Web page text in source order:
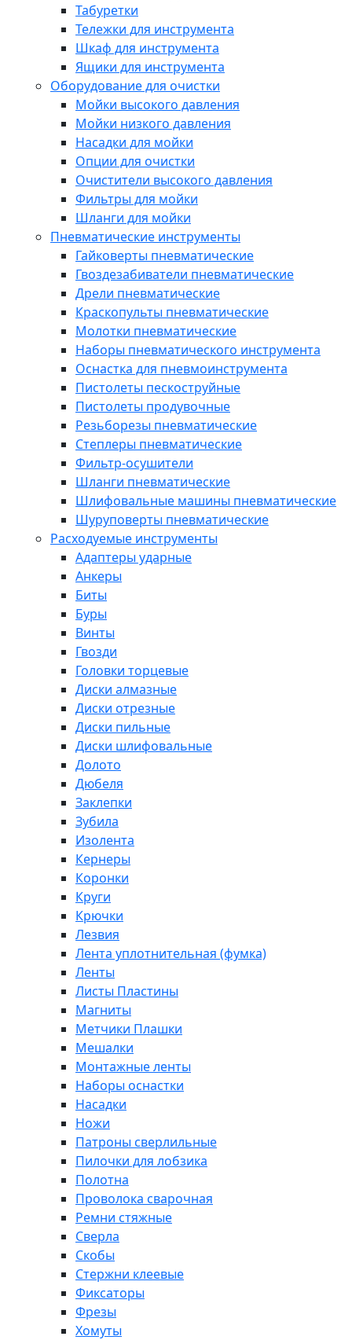
Табуретки
Тележки для инструмента
Шкаф для инструмента
Ящики для инструмента
Оборудование для очистки
Мойки высокого давления
Мойки низкого давления
Насадки для мойки
Опции для очистки
Очистители высокого давления
Фильтры для мойки
Шланги для мойки
Пневматические инструменты
Гайковерты пневматические
Гвоздезабиватели пневматические
Дрели пневматические
Краскопульты пневматические
Молотки пневматические
Наборы пневматического инструмента
Оснастка для пневмоинструмента
Пистолеты пескоструйные
Пистолеты продувочные
Резьборезы пневматические
Степлеры пневматические
Фильтр-осушители
Шланги пневматические
Шлифовальные машины пневматические
Шуруповерты пневматические
Расходуемые инструменты
Адаптеры ударные
Анкеры
Биты
Буры
Винты
Гвозди
Головки торцевые
Диски алмазные
Диски отрезные
Диски пильные
Диски шлифовальные
Долото
Дюбеля
Заклепки
Зубила
Изолента
Кернеры
Коронки
Круги
Крючки
Лезвия
Лента уплотнительная (фумка)
Ленты
Листы Пластины
Магниты
Метчики Плашки
Мешалки
Монтажные ленты
Наборы оснастки
Насадки
Ножи
Патроны сверлильные
Пилочки для лобзика
Полотна
Проволока сварочная
Ремни стяжные
Сверла
Скобы
Стержни клеевые
Фиксаторы
Фрезы
Хомуты